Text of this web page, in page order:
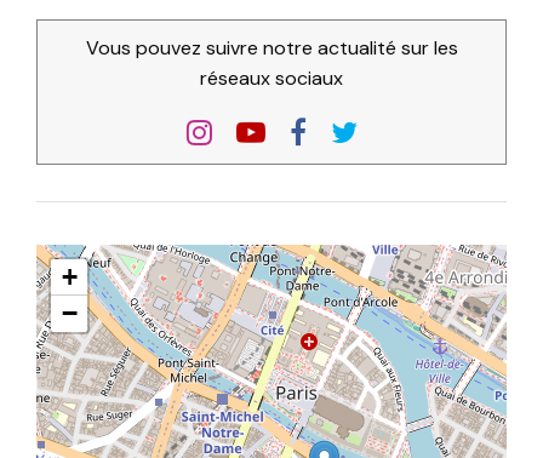
Vous pouvez suivre notre actualité sur les
réseaux sociaux
+
−